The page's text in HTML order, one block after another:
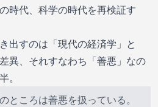
時代、科学の時代を再検証す
出すのは「現代の経済学」と
異、それすなわち「善悪」なの
。
ところは善悪を扱っている。